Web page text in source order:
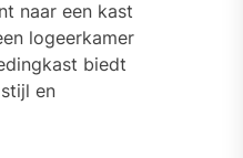
naar een kast
logeerkamer
biedt
en